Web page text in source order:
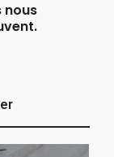
nous